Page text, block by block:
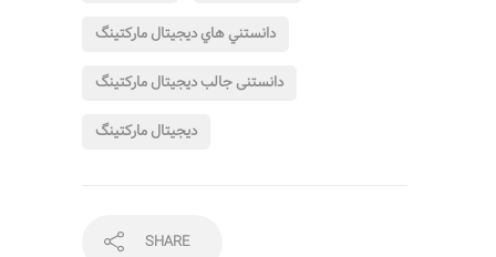
دانستني هاي ديجيتال مارکتینگ
دانستنی جالب دیجیتال مارکتینگ
دیجیتال مارکتینگ
SHARE